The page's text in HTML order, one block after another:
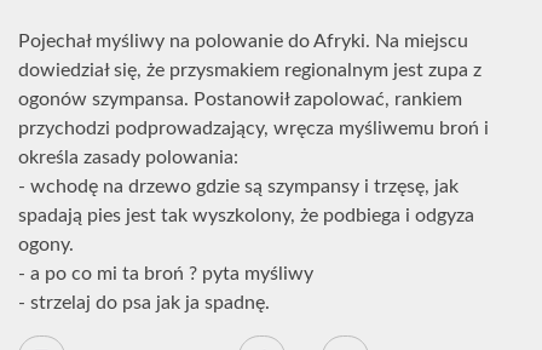
Pojechał myśliwy na polowanie do Afryki. Na miejscu
dowiedział się, że przysmakiem regionalnym jest zupa z
ogonów szympansa. Postanowił zapolować, rankiem
przychodzi podprowadzający, wręcza myśliwemu broń i
określa zasady polowania:
- wchodę na drzewo gdzie są szympansy i trzęsę, jak
spadają pies jest tak wyszkolony, że podbiega i odgyza
ogony.
- a po co mi ta broń ? pyta myśliwy
- strzelaj do psa jak ja spadnę.